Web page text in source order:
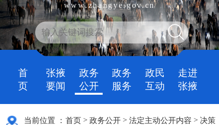
www.zhangye.gov.cn
首
页
张掖
要闻
政务
公开
政务
服务
政民
互动
走进
张掖
当前位置 ： 首页 >政务公开 >法定主动公开内容 > 决策